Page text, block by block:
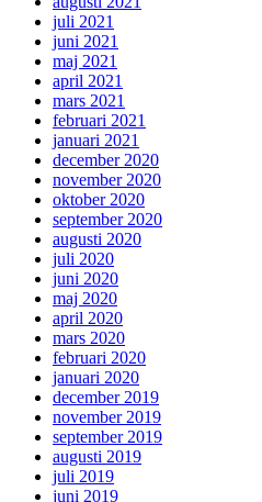
juli 2021
juni 2021
maj 2021
april 2021
mars 2021
februari 2021
januari 2021
december 2020
november 2020
oktober 2020
september 2020
augusti 2020
juli 2020
juni 2020
maj 2020
april 2020
mars 2020
februari 2020
januari 2020
december 2019
november 2019
september 2019
augusti 2019
juli 2019
juni 2019